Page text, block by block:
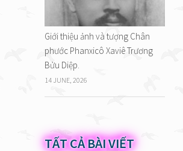
Giới thiệu ảnh và tượng Chân
phước Phanxicô Xaviê Trương
Bửu Diệp.
14 JUNE, 2026
TẤT CẢ BÀI VIẾT